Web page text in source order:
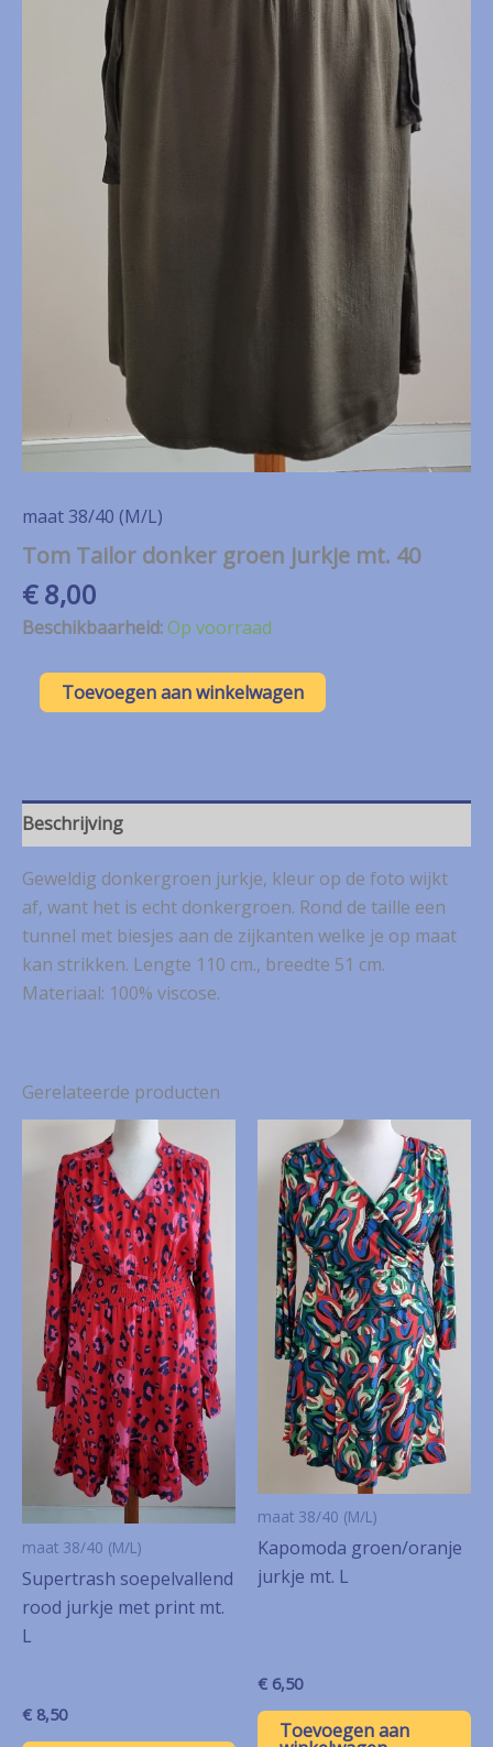
maat 38/40 (M/L)
Tom Tailor donker groen jurkje mt. 40
€8,00
Beschikbaarheid:Op voorraad
Tom
Tailor
40
aantal
Toevoegen aan winkelwagen
Beschrijving
Geweldig donkergroen jurkje, kleur op de foto wijkt
af, want het is echt donkergroen. Rond de taille een
tunnel met biesjes aan de zijkanten welke je op maat
kan strikken. Lengte 110 cm., breedte 51 cm.
Materiaal: 100% viscose.
Gerelateerde producten
maat 38/40 (M/L)
Supertrash soepelvallend
rood jurkje met print mt.
L
€ 8,50
maat 38/40 (M/L)
Kapomoda groen/oranje
jurkje mt. L
€ 6,50
Toevoegen aan